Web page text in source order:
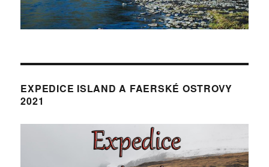
EXPEDICE ISLAND A FAERSKÉ OSTROVY
2021